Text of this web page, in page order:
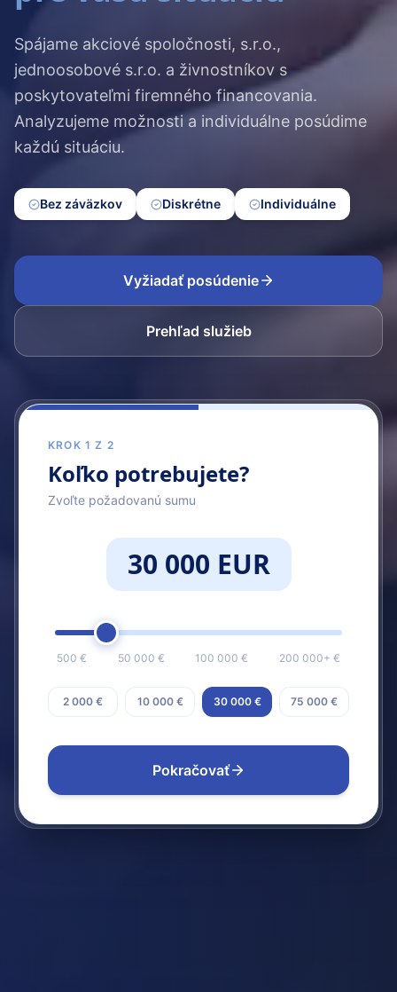
Spájame akciové spoločnosti, s.r.o.,
jednoosobové s.r.o. a živnostníkov s
poskytovateľmi firemného financovania.
Analyzujeme možnosti a individuálne posúdime
každú situáciu.
Bez záväzkov Diskrétne Individuálne
Vyžiadať posúdenie
Prehľad služieb
KROK 1 Z 2
Koľko potrebujete?
Zvoľte požadovanú sumu
30 000 EUR
500 € 50 000 € 100 000 € 200 000+ €
2 000 € 10 000 € 30 000 € 75 000 €
Pokračovať